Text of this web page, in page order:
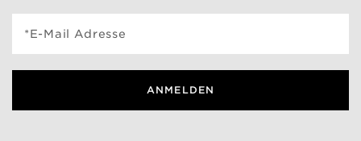
*E-Mail Adresse
ANMELDEN